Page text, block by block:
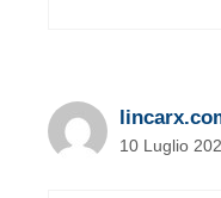
10 Luglio